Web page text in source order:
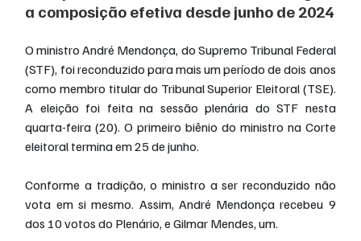
a composição efetiva desde junho de 2024
O ministro André Mendonça, do Supremo Tribunal Federal
(STF), foi reconduzido para mais um período de dois anos
como membro titular do Tribunal Superior Eleitoral (TSE).
A eleição foi feita na sessão plenária do STF nesta
quarta-feira (20). O primeiro biênio do ministro na Corte
eleitoral termina em 25 de junho.
Conforme a tradição, o ministro a ser reconduzido não
vota em si mesmo. Assim, André Mendonça recebeu 9
dos 10 votos do Plenário, e Gilmar Mendes, um.